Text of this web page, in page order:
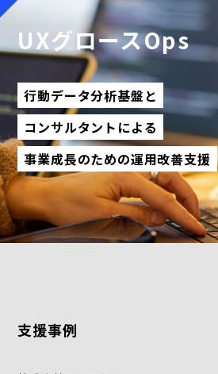
UXグロースOps
行動データ分析基盤と
コンサルタントによる
事業成長のための運用改善支援
支援事例